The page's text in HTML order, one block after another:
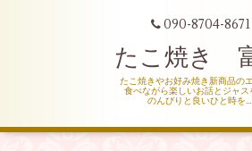
090-8704-8671
たこ焼き
たこ焼きやお好み焼き新商品の
食べながら楽しいお話とジャス
のんびりと良いひと時を…